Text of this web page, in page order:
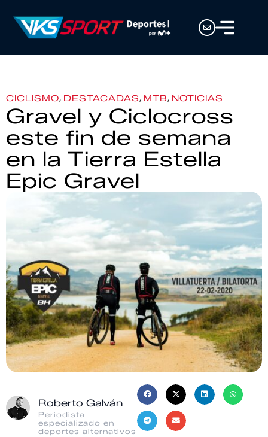
CICLISMO, DESTACADAS, MTB, NOTICIAS
Gravel y Ciclocross
este fin de semana
en la Tierra Estella
Epic Gravel
Roberto Galván
Periodista
especializado en
deportes alternativos